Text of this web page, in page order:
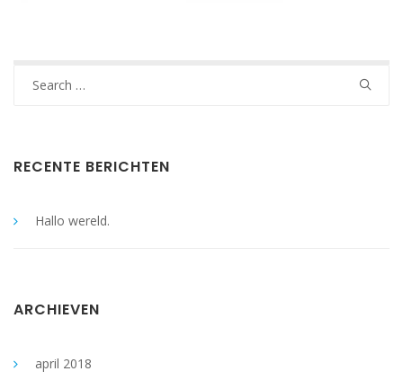
RECENTE BERICHTEN
Hallo wereld.
ARCHIEVEN
april 2018